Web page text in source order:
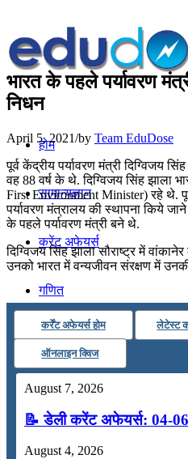
होम
सामान्यज्ञान
करेंट अफेयर्स
गणित
तर्कशक्ति
कंप्यूटर
भारत के पहले पर्यावरण
निधन
April 5, 2021/by Team EduDose
पूर्व केंद्रीय पर्यावरण मंत्री दिग्विजय
वह 88 वर्ष के थे. दिग्विजय सिंह झाला
First Environment Minister) रहे थे. पूर्व
पर्यावरण मंत्रालय की स्थापना किये
के पहले पर्यावरण मंत्री बने थे.
दिग्विजय सिंह झाला सौराष्ट्र में
उनको भारत में वन्यजीवन संरक्षण में
कर्रेंट अफेयर्स होम लेटेस्ट
ऑनलाइन क्विज
August 7, 2026
📝 डेली करेंट अफेयर्स: 04-
August 4, 2026